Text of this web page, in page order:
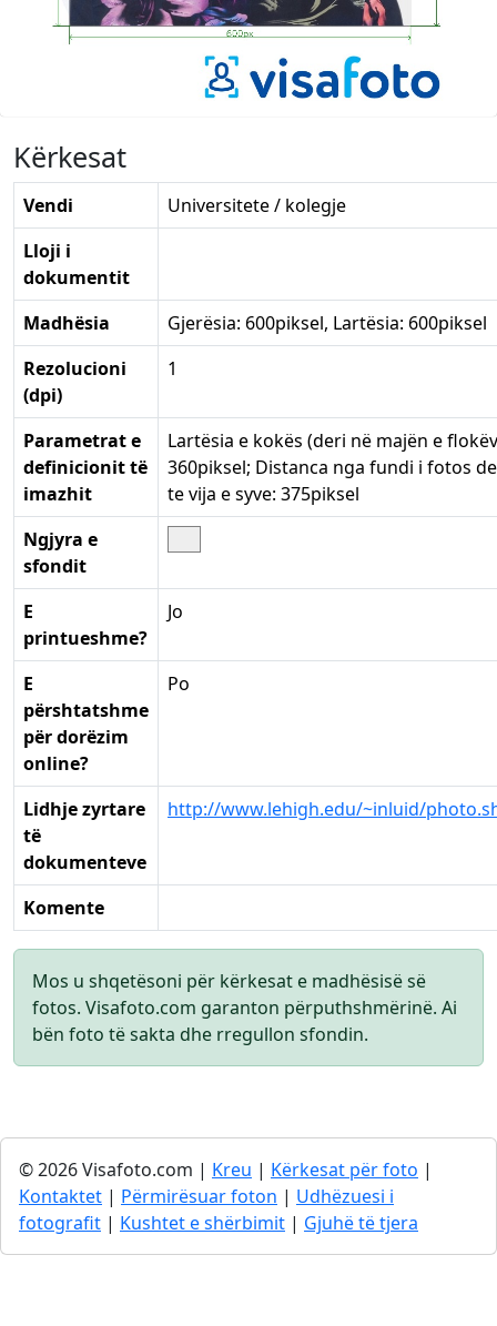
Kërkesat
Vendi
Universitete / kolegje
Lloji i
dokumentit
Madhësia
Gjerësia: 600piksel, Lartësia: 600piksel
Rezolucioni
(dpi)
1
Parametrat e
definicionit të
imazhit
Lartësia e kokës (deri në majën e
360piksel; Distanca nga fundi i fotos
te vija e syve: 375piksel
Ngjyra e
sfondit
E
printueshme?
Jo
E
përshtatshme
për dorëzim
online?
Po
Lidhje zyrtare
të
dokumenteve
http://www.lehigh.edu/~inluid/
Komente
Mos u shqetësoni për kërkesat e madhësisë së
fotos. Visafoto.com garanton përputhshmërinë. Ai
bën foto të sakta dhe rregullon sfondin.
© 2026 Visafoto.com | Kreu | Kërkesat për foto |
Kontaktet | Përmirësuar foton | Udhëzuesi i
fotografit | Kushtet e shërbimit | Gjuhë të tjera